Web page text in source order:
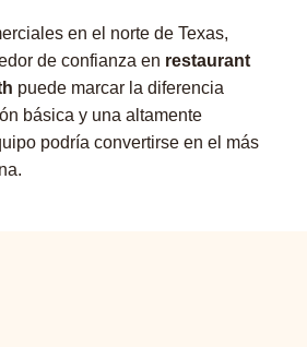
en el norte de Texas,
de confianza en restaurant
puede marcar la diferencia
básica y una altamente
podría convertirse en el más